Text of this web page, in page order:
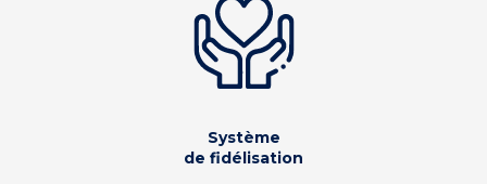
Système
de fidélisation